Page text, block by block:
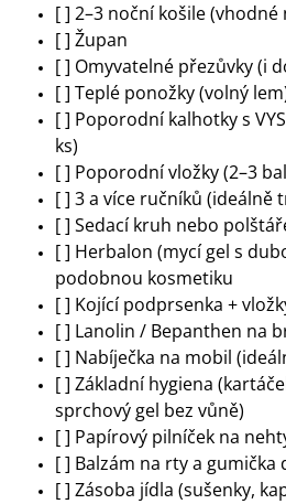
[ ] 2–3 noční košile (vhodné
[ ] Župan
[ ] Omyvatelné přezůvky (i
[ ] Teplé ponožky (volný
[ ] Poporodní kalhotky s
ks)
[ ] Poporodní vložky (2–3
[ ] 3 a více ručníků (ideálně
[ ] Sedací kruh nebo
[ ] Herbalon (mycí gel s
podobnou kosmetiku
[ ] Kojící podprsenka +
[ ] Lanolin / Bepanthen na
[ ] Nabíječka na mobil
[ ] Základní hygiena
sprchový gel bez vůně)
[ ] Papírový pilníček na
[ ] Balzám na rty a gumička
[ ] Zásoba jídla (sušenky,